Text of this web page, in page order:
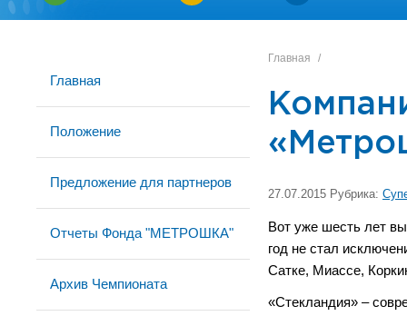
Главная
Положение
Предложение для партнеров
Отчеты Фонда "МЕТРОШКА"
Архив Чемпионата
Главная /
27.07.2015 Рубрика:
Вот уже шесть лет
год не стал
Сатке, Миассе,
«Стекландия» –